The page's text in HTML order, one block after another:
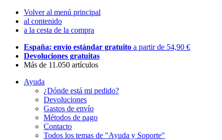
Volver al menú principal
al contenido
a la cesta de la compra
España: envío estándar gratuito a partir de 54,90 €
Devoluciones gratuitas
Más de 11.050 artículos
Ayuda
¿Dónde está mi pedido?
Devoluciones
Gastos de envío
Métodos de pago
Contacto
Todos los temas de "Ayuda y Soporte"